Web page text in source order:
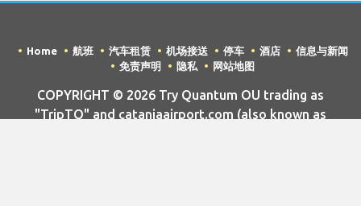
Home 航班 汽车租赁 机场接送 停车 酒店
信息与新闻
免责声明
隐私 网站地图
COPYRIGHT © 2026 Try Quantum OU trading as
"TripTQ" and cataniaairport.com (also known as